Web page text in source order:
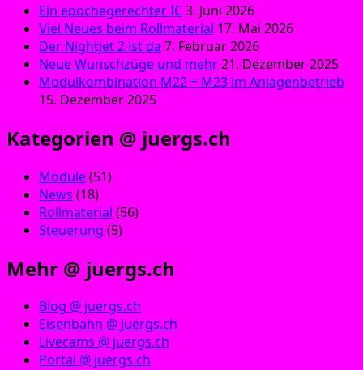
Ein epochegerechter IC3. Juni 2026
Viel Neues beim Rollmaterial 17. Mai 2026
Der Nightjet 2 ist da 7. Februar 2026
Neue Wunschzüge und mehr21. Dezember 2025
Modulkombination M22 + M23 im Anlagenbetrieb
15. Dezember 2025
Kategorien @ juergs.ch
Module(51)
News (18)
Rollmaterial (56)
Steuerung (5)
Mehr @ juergs.ch
Blog @ juergs.ch
Eisenbahn @ juergs.ch
Livecams @ juergs.ch
Portal @ juergs.ch